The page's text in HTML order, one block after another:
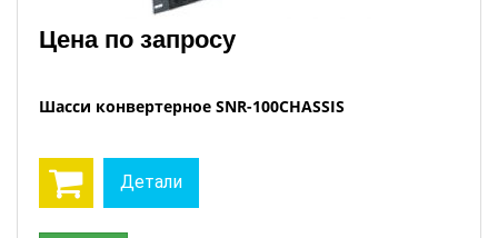
Цена по запросу
Шасси конвертерное SNR-100CHASSIS
Детали